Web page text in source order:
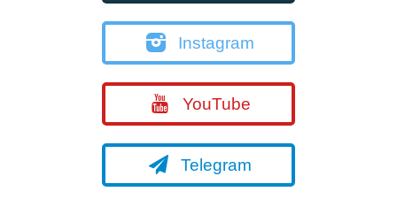
Instagram
YouTube
Telegram